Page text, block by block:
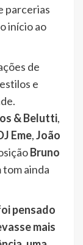
parcerias
início ao
de
e
& Belutti,
Eme,João
Bruno
tom ainda
pensado
mais